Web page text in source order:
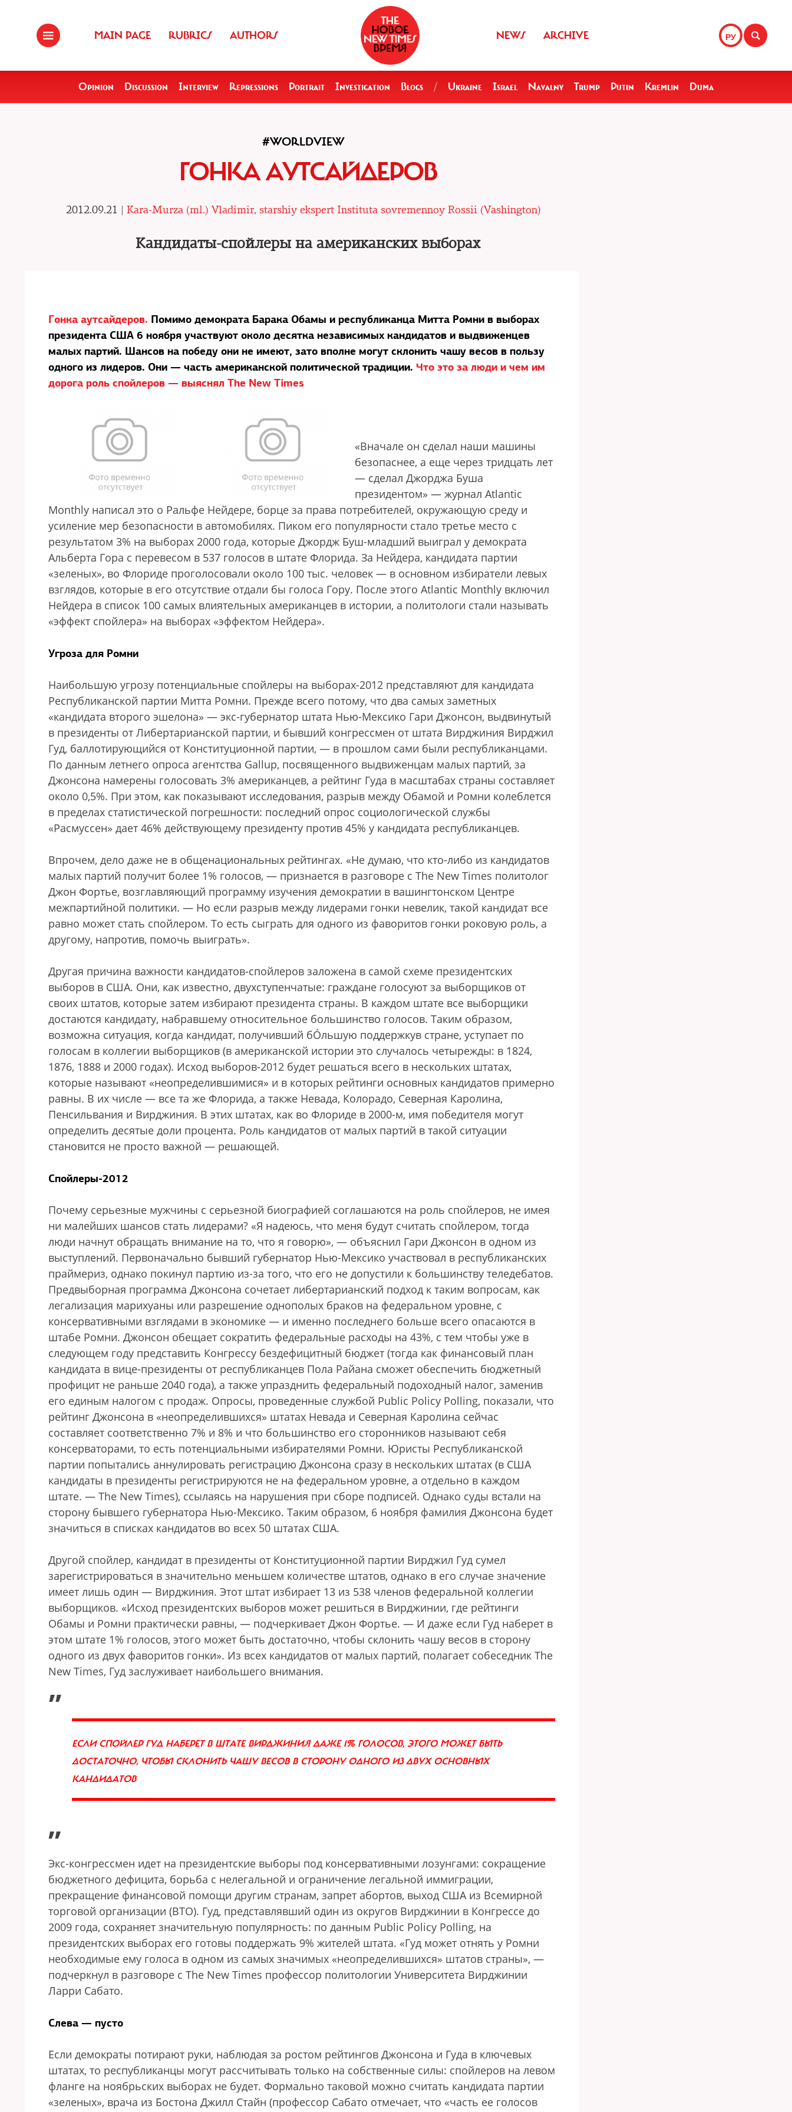
MAIN PAGE RUBRICS AUTHORS РУ
NEWS ARCHIVE
Opinion Discussion Interview Repressions Portrait Investigation Blogs / Ukraine Israel Navalny Trump Putin Kremlin Duma
#WORLDVIEW
ГОНКА АУТСАЙДЕРОВ
2012.09.21 | Kara-Murza (ml.) Vladimir, starshiy ekspert Instituta sovremennoy Rossii (Vashington)
Кандидаты-спойлеры на американских выборах
Гонка аутсайдеров. Помимо демократа Барака Обамы и республиканца Митта Ромни в выборах
президента США 6 ноября участвуют около десятка независимых кандидатов и выдвиженцев
малых партий. Шансов на победу они не имеют, зато вполне могут склонить чашу весов в пользу
одного из лидеров. Они — часть американской политической традиции. Что это за люди и чем им
дорога роль спойлеров — выяснял The New Times
«Вначале он сделал наши машины
безопаснее, а еще через тридцать лет
— сделал Джорджа Буша
президентом» — журнал Atlantic
Monthly написал это о Ральфе Нейдере, борце за права потребителей, окружающую среду и
усиление мер безопасности в автомобилях. Пиком его популярности стало третье место с
результатом 3% на выборах 2000 года, которые Джордж Буш-младший выиграл у демократа
Альберта Гора с перевесом в 537 голосов в штате Флорида. За Нейдера, кандидата партии
«зеленых», во Флориде проголосовали около 100 тыс. человек — в основном избиратели левых
взглядов, которые в его отсутствие отдали бы голоса Гору. После этого Atlantic Monthly включил
Нейдера в список 100 самых влиятельных американцев в истории, а политологи стали называть
«эффект спойлера» на выборах «эффектом Нейдера».
Угроза для Ромни
Наибольшую угрозу потенциальные спойлеры на выборах-2012 представляют для кандидата
Республиканской партии Митта Ромни. Прежде всего потому, что два самых заметных
«кандидата второго эшелона» — экс-губернатор штата Нью-Мексико Гари Джонсон, выдвинутый
в президенты от Либертарианской партии, и бывший конгрессмен от штата Вирджиния Вирджил
Гуд, баллотирующийся от Конституционной партии, — в прошлом сами были республиканцами.
По данным летнего опроса агентства Gallup, посвященного выдвиженцам малых партий, за
Джонсона намерены голосовать 3% американцев, а рейтинг Гуда в масштабах страны составляет
около 0,5%. При этом, как показывают исследования, разрыв между Обамой и Ромни колеблется
в пределах статистической погрешности: последний опрос социологической службы
«Расмуссен» дает 46% действующему президенту против 45% у кандидата республиканцев.
Впрочем, дело даже не в общенациональных рейтингах. «Не думаю, что кто-либо из кандидатов
малых партий получит более 1% голосов, — признается в разговоре с The New Times политолог
Джон Фортье, возглавляющий программу изучения демократии в вашингтонском Центре
межпартийной политики. — Но если разрыв между лидерами гонки невелик, такой кандидат все
равно может стать спойлером. То есть сыграть для одного из фаворитов гонки роковую роль, а
другому, напротив, помочь выиграть».
Другая причина важности кандидатов-спойлеров заложена в самой схеме президентских
выборов в США. Они, как известно, двухступенчатые: граждане голосуют за выборщиков от
своих штатов, которые затем избирают президента страны. В каждом штате все выборщики
достаются кандидату, набравшему относительное большинство голосов. Таким образом,
возможна ситуация, когда кандидат, получивший бÓльшую поддержкув стране, уступает по
голосам в коллегии выборщиков (в американской истории это случалось четырежды: в 1824,
1876, 1888 и 2000 годах). Исход выборов-2012 будет решаться всего в нескольких штатах,
которые называют «неопределившимися» и в которых рейтинги основных кандидатов примерно
равны. В их числе — все та же Флорида, а также Невада, Колорадо, Северная Каролина,
Пенсильвания и Вирджиния. В этих штатах, как во Флориде в 2000-м, имя победителя могут
определить десятые доли процента. Роль кандидатов от малых партий в такой ситуации
становится не просто важной — решающей.
Спойлеры-2012
Почему серьезные мужчины с серьезной биографией соглашаются на роль спойлеров, не имея
ни малейших шансов стать лидерами? «Я надеюсь, что меня будут считать спойлером, тогда
люди начнут обращать внимание на то, что я говорю», — объяснил Гари Джонсон в одном из
выступлений. Первоначально бывший губернатор Нью-Мексико участвовал в республиканских
праймериз, однако покинул партию из-за того, что его не допустили к большинству теледебатов.
Предвыборная программа Джонсона сочетает либертарианский подход к таким вопросам, как
легализация марихуаны или разрешение однополых браков на федеральном уровне, с
консервативными взглядами в экономике — и именно последнего больше всего опасаются в
штабе Ромни. Джонсон обещает сократить федеральные расходы на 43%, с тем чтобы уже в
следующем году представить Конгрессу бездефицитный бюджет (тогда как финансовый план
кандидата в вице-президенты от республиканцев Пола Райана сможет обеспечить бюджетный
профицит не раньше 2040 года), а также упразднить федеральный подоходный налог, заменив
его единым налогом с продаж. Опросы, проведенные службой Public Policy Polling, показали, что
рейтинг Джонсона в «неопределившихся» штатах Невада и Северная Каролина сейчас
составляет соответственно 7% и 8% и что большинство его сторонников называют себя
консерваторами, то есть потенциальными избирателями Ромни. Юристы Республиканской
партии попытались аннулировать регистрацию Джонсона сразу в нескольких штатах (в США
кандидаты в президенты регистрируются не на федеральном уровне, а отдельно в каждом
штате. — The New Times), ссылаясь на нарушения при сборе подписей. Однако суды встали на
сторону бывшего губернатора Нью-Мексико. Таким образом, 6 ноября фамилия Джонсона будет
значиться в списках кандидатов во всех 50 штатах США.
Другой спойлер, кандидат в президенты от Конституционной партии Вирджил Гуд сумел
зарегистрироваться в значительно меньшем количестве штатов, однако в его случае значение
имеет лишь один — Вирджиния. Этот штат избирает 13 из 538 членов федеральной коллегии
выборщиков. «Исход президентских выборов может решиться в Вирджинии, где рейтинги
Обамы и Ромни практически равны, — подчеркивает Джон Фортье. — И даже если Гуд наберет в
этом штате 1% голосов, этого может быть достаточно, чтобы склонить чашу весов в сторону
одного из двух фаворитов гонки». Из всех кандидатов от малых партий, полагает собеседник The
Nеw Times, Гуд заслуживает наибольшего внимания.
„
ЕСЛИ СПОЙЛЕР ГУД НАБЕРЕТ В ШТАТЕ ВИРДЖИНИЯ ДАЖЕ 1% ГОЛОСОВ, ЭТОГО МОЖЕТ БЫТЬ
ДОСТАТОЧНО, ЧТОБЫ СКЛОНИТЬ ЧАШУ ВЕСОВ В СТОРОНУ ОДНОГО ИЗ ДВУХ ОСНОВНЫХ
КАНДИДАТОВ
”
Экс-конгрессмен идет на президентские выборы под консервативными лозунгами: сокращение
бюджетного дефицита, борьба с нелегальной и ограничение легальной иммиграции,
прекращение финансовой помощи другим странам, запрет абортов, выход США из Всемирной
торговой организации (ВТО). Гуд, представлявший один из округов Вирджинии в Конгрессе до
2009 года, сохраняет значительную популярность: по данным Public Policy Polling, на
президентских выборах его готовы поддержать 9% жителей штата. «Гуд может отнять у Ромни
необходимые ему голоса в одном из самых значимых «неопределившихся» штатов страны», —
подчеркнул в разговоре с The New Times профессор политологии Университета Вирджинии
Ларри Сабато.
Слева — пусто
Если демократы потирают руки, наблюдая за ростом рейтингов Джонсона и Гуда в ключевых
штатах, то республиканцы могут рассчитывать только на собственные силы: спойлеров на левом
фланге на ноябрьских выборах не будет. Формально таковой можно считать кандидата партии
«зеленых», врача из Бостона Джилл Стайн (профессор Сабато отмечает, что «часть ее голосов